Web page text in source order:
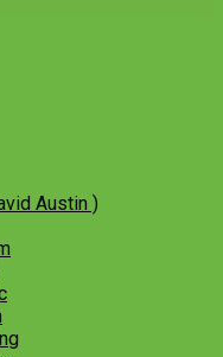
Austin )